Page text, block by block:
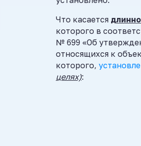
Что касается
которого в
№ 699 «Об
относящихся к
которого,
целях):